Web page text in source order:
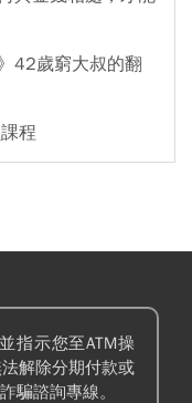
42歲窮大叔的翻
程
指示您至ATM操
解除分期付款或
騙諮詢專線。